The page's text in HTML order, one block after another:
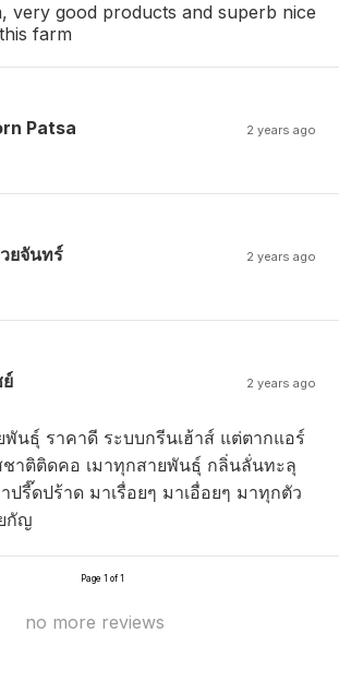
very good products and superb nice
farm
Patsa 2 years ago
ยจันทร์ 2 years ago
2 years ago
นธุ์ ราคาดี ระบบกรีนเฮ้าส์ แต่ตากแอร์
าติติดคอ เมาทุกสายพันธุ์ กลิ่นลั่นทะลุ
ปรี๊ดปร้าด มาเรื่อยๆ มาเอื่อยๆ มาทุกตัว
กัญ
Page 1 of 1
no more reviews